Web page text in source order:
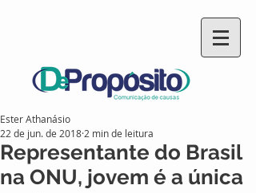
Representante do Brasil
na ONU, jovem é a única
Ester Athanásio
22 de jun. de 2018 2 min de leitura